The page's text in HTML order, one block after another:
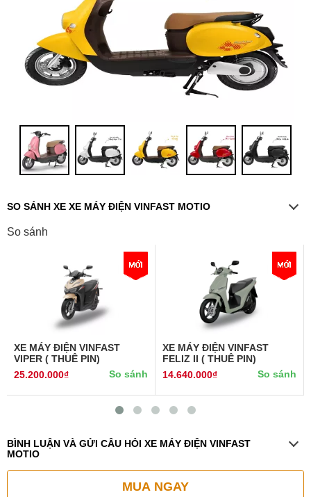
SO SÁNH XE XE MÁY ĐIỆN VINFAST MOTIO
So sánh
XE MÁY ĐIỆN VINFAST
VIPER ( THUÊ PIN)
25.200.000₫
So sánh
XE MÁY ĐIỆN VINFAST
FELIZ II ( THUÊ PIN)
14.640.000₫
So sánh
BÌNH LUẬN VÀ GỬI CÂU HỎI XE MÁY ĐIỆN VINFAST
MOTIO
MUA NGAY